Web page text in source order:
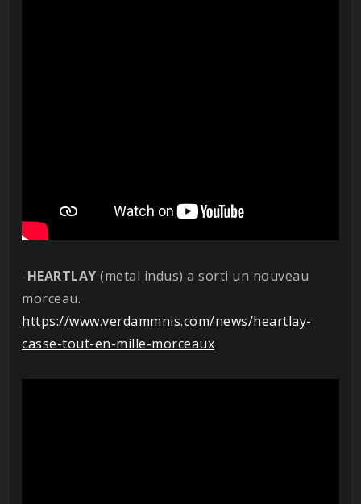
-HEARTLAY (metal indus) a sorti un nouveau
morceau.
https://www.verdammnis.com/news/heartlay-
casse-tout-en-mille-morceaux